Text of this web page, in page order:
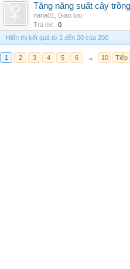
Tăng năng suất cây
nana01
Giao lưu
Trả lời:
0
Hiển thị kết quả từ 1 đến 20 của 200
1 2 3 4 5 6 → 10 Tiếp